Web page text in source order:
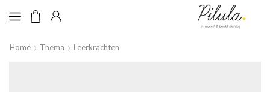
Home Thema Leerkrachten